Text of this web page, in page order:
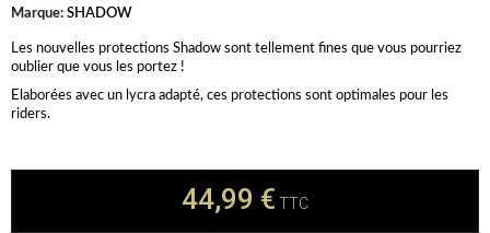
Marque: SHADOW
Les nouvelles protections Shadow sont tellement fines que vous pourriez
oublier que vous les portez !
Elaborées avec un lycra adapté, ces protections sont optimales pour les
riders.
44,99 € TTC